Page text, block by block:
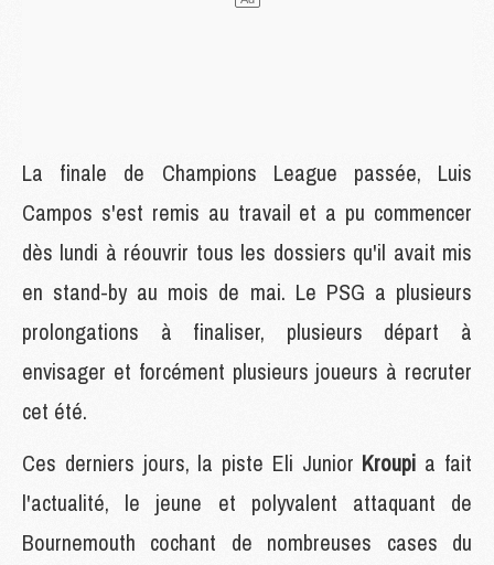
La finale de Champions League passée, Luis
Campos s'est remis au travail et a pu commencer
dès lundi à réouvrir tous les dossiers qu'il avait mis
en stand-by au mois de mai. Le PSG a plusieurs
prolongations à finaliser, plusieurs départ à
envisager et forcément plusieurs joueurs à recruter
cet été.
Ces derniers jours, la piste Eli Junior Kroupi a fait
l'actualité, le jeune et polyvalent attaquant de
Bournemouth cochant de nombreuses cases du